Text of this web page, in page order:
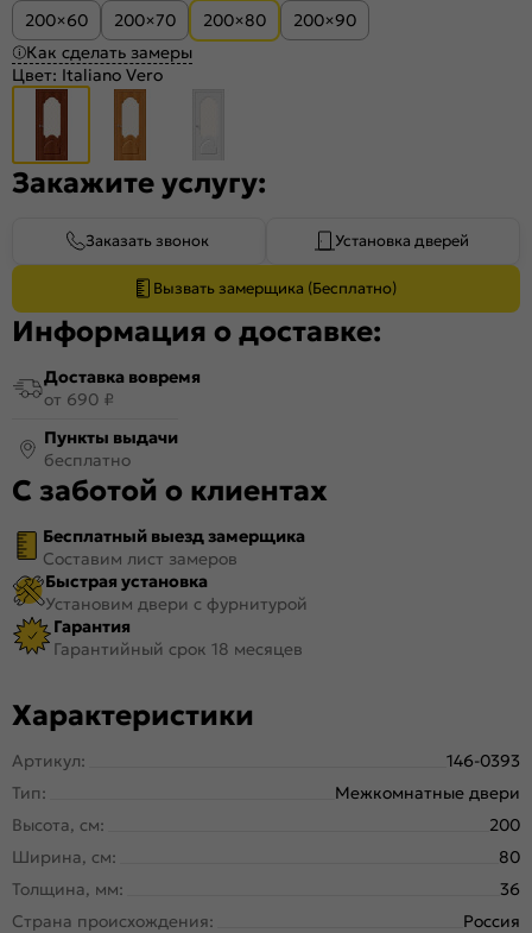
200×60
200×70 200×80
200×90
Как сделать замеры
Цвет: Italiano Vero
Закажите услугу:
Заказать звонок Установка дверей
Вызвать замерщика (Бесплатно)
Информация о доставке:
Доставка вовремя
от 690 ₽
Пункты выдачи
бесплатно
С заботой о клиентах
Бесплатный выезд замерщика
Составим лист замеров
Быстрая установка
Установим двери с фурнитурой
Гарантия
Гарантийный срок 18 месяцев
Характеристики
Артикул:
146-0393
Тип:
Межкомнатные двери
Высота, см:
200
Ширина, см:
80
Толщина, мм:
36
Страна происхождения:
Россия